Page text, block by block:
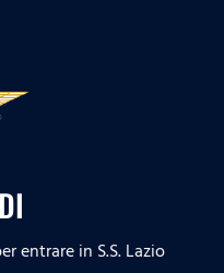
entrare in S.S. Lazio